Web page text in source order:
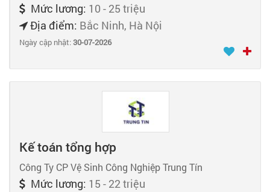
Mức lương: 10 - 25 triệu
Địa điểm: Bắc Ninh, Hà Nội
Ngày cập nhật:30-07-2026
Kế toán tổng hợp
Công Ty CP Vệ Sinh Công Nghiệp Trung Tín
Mức lương: 15 - 22 triệu